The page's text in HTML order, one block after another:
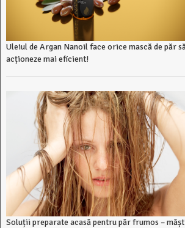
Uleiul de Argan Nanoil face orice mască de păr
acționeze mai eficient!
Soluții preparate acasă pentru păr frumos –